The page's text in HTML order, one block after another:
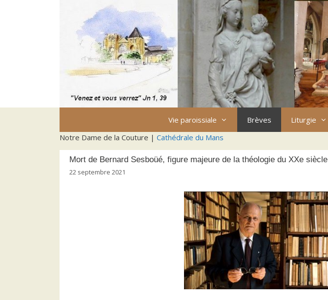
Vie paroissiale Brèves Liturgie
Notre Dame de la Couture | Cathédrale du Mans
Mort de Bernard Sesboüé, figure majeure de la théologie du XXe siècle
22 septembre 2021